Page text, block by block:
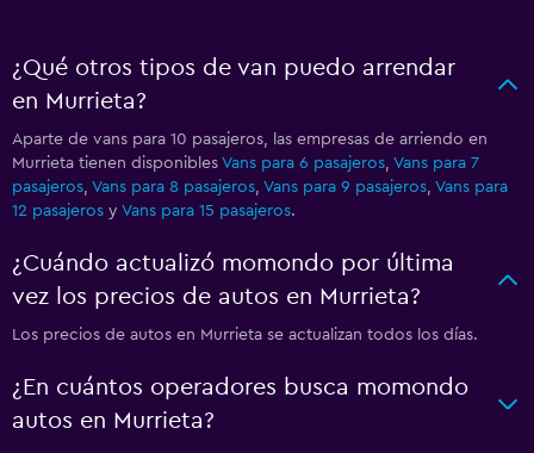
¿Qué otros tipos de van puedo arrendar
en Murrieta?
Aparte de vans para 10 pasajeros, las empresas de arriendo en
Murrieta tienen disponibles Vans para 6 pasajeros, Vans para 7
pasajeros, Vans para 8 pasajeros, Vans para 9 pasajeros, Vans para
12 pasajeros y Vans para 15 pasajeros.
¿Cuándo actualizó momondo por última
vez los precios de autos en Murrieta?
Los precios de autos en Murrieta se actualizan todos los días.
¿En cuántos operadores busca momondo
autos en Murrieta?